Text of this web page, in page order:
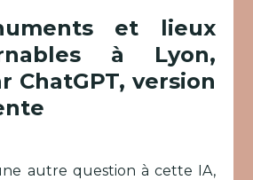
et lieux
à Lyon,
ChatGPT, version
autre question à cette IA,